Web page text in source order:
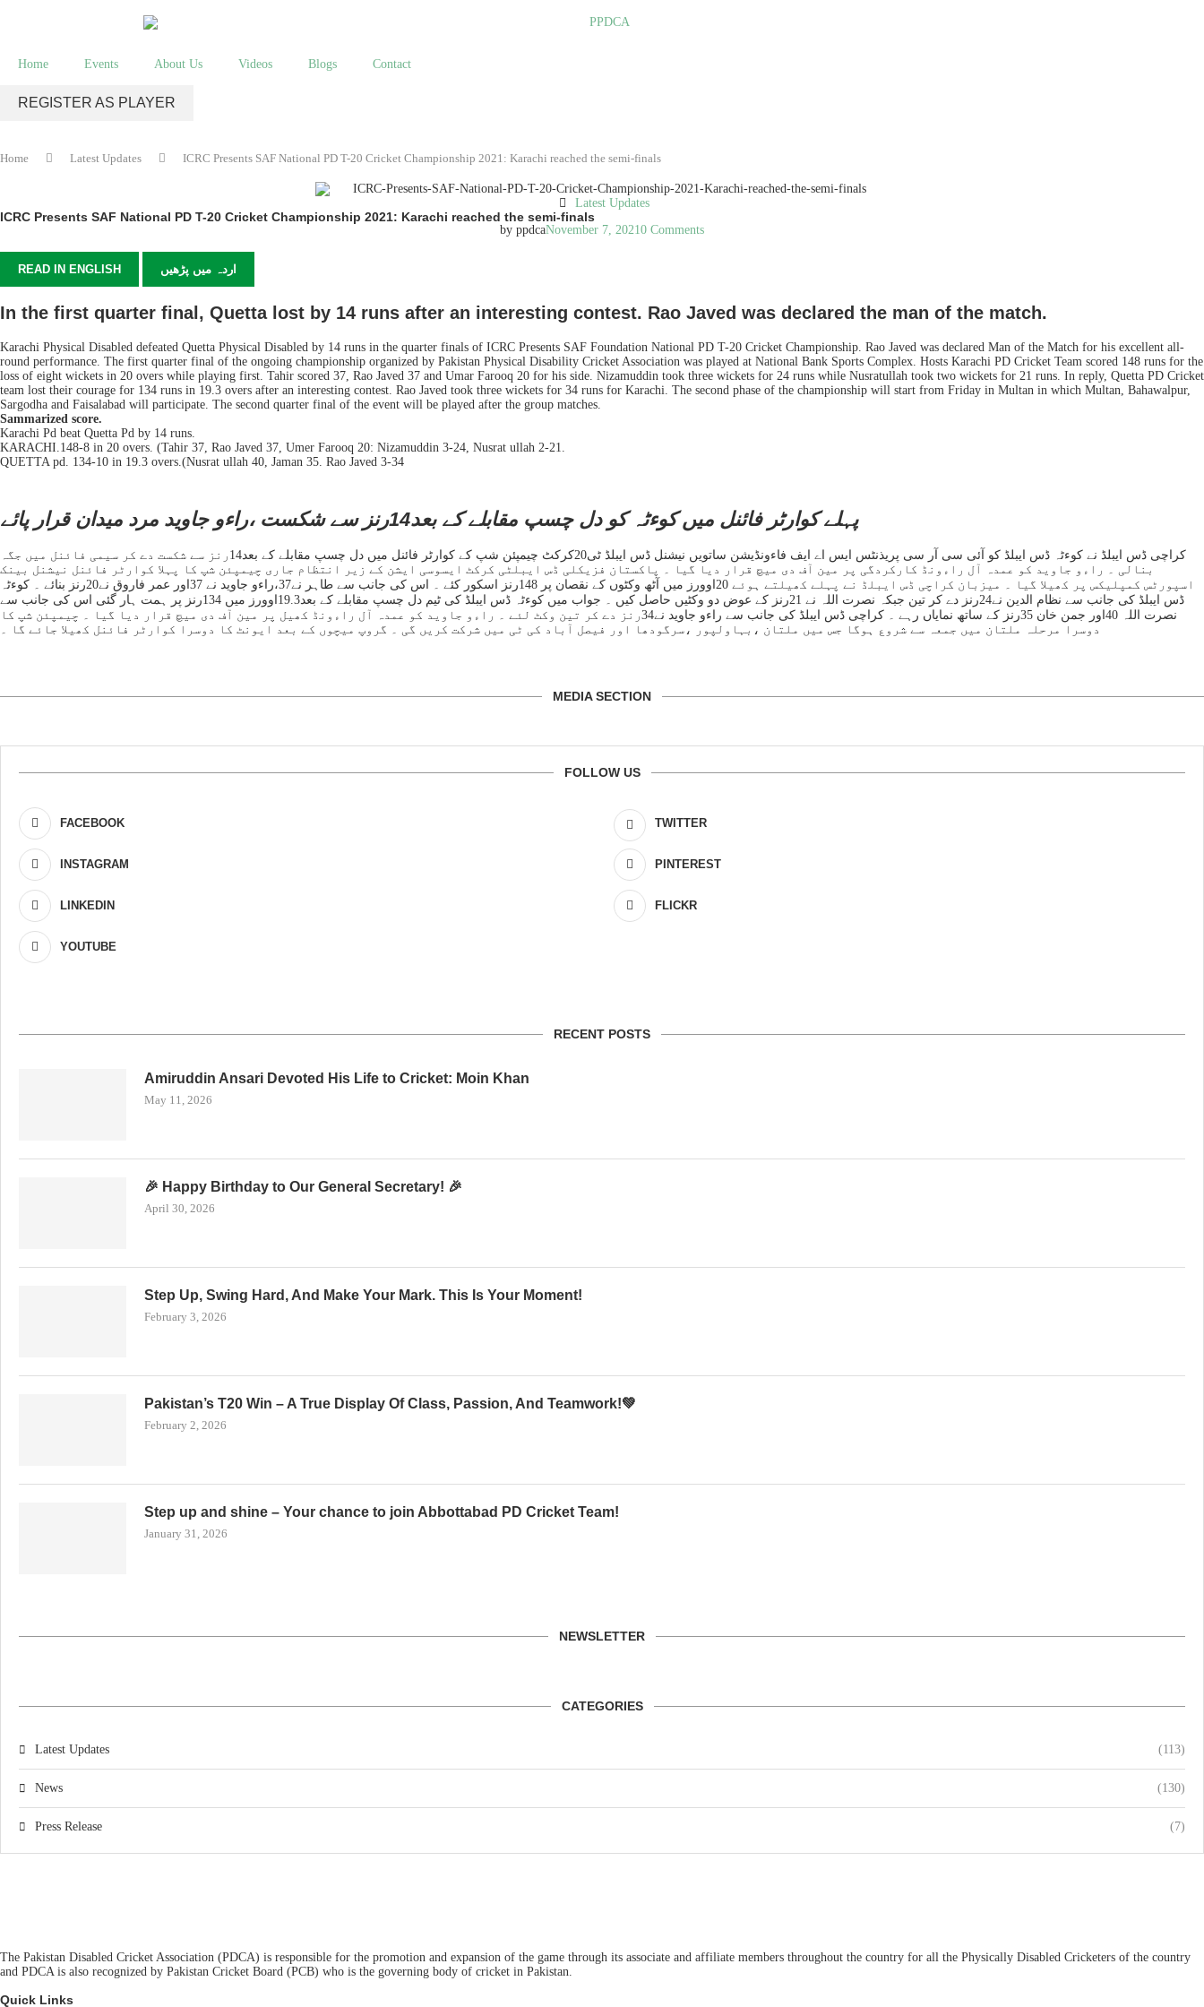
Home Events About Us Videos Blogs Contact
REGISTER AS PLAYER
Home Latest Updates ICRC Presents SAF National PD T-20 Cricket Championship 2021: Karachi reached the semi-finals
Latest Updates
ICRC Presents SAF National PD T-20 Cricket Championship 2021: Karachi reached the semi-finals
by ppdcaNovember 7, 20210 Comments
READ IN ENGLISH اردہ میں پڑھیں
In the first quarter final, Quetta lost by 14 runs after an interesting contest. Rao Javed was declared the man of the match.
Karachi Physical Disabled defeated Quetta Physical Disabled by 14 runs in the quarter finals of ICRC Presents SAF Foundation National PD T-20 Cricket Championship. Rao Javed was declared Man of the Match for his excellent all-
round performance. The first quarter final of the ongoing championship organized by Pakistan Physical Disability Cricket Association was played at National Bank Sports Complex. Hosts Karachi PD Cricket Team scored 148 runs for the
loss of eight wickets in 20 overs while playing first. Tahir scored 37, Rao Javed 37 and Umar Farooq 20 for his side. Nizamuddin took three wickets for 24 runs while Nusratullah took two wickets for 21 runs. In reply, Quetta PD Cricket
team lost their courage for 134 runs in 19.3 overs after an interesting contest. Rao Javed took three wickets for 34 runs for Karachi. The second phase of the championship will start from Friday in Multan in which Multan, Bahawalpur,
Sargodha and Faisalabad will participate. The second quarter final of the event will be played after the group matches.
Sammarized score.
Karachi Pd beat Quetta Pd by 14 runs.
KARACHI.148-8 in 20 overs. (Tahir 37, Rao Javed 37, Umer Farooq 20: Nizamuddin 3-24, Nusrat ullah 2-21.
QUETTA pd. 134-10 in 19.3 overs.(Nusrat ullah 40, Jaman 35. Rao Javed 3-34
پہلے کوارٹر فائنل میں کوءٹہ کو دل چسپ مقابلے کے بعد14رنز سے شکست ،راءو جاوید مرد میدان قرار پائے
کراچی ڈس ایبلڈ نے کوءٹہ ڈس ایبلڈ کو آئی سی آر سی پریذنٹس ایس اے ایف فاءونڈیشن ساتویں نیشنل ڈس ایبلڈ ٹی20کرکٹ چیمپئن شپ کے کوارٹر فائنل میں دل چسپ مقابلے کے بعد14رنز سے شکست دے کر سیمی فائنل میں جگہ
بنالی ۔ راءو جاوید کو عمدہ آل راءونڈ کارکردگی پر مین آف دی میچ قرار دیا گیا ۔ پاکستان فزیکلی ڈس ایبلٹی کرکٹ ایسوسی ایشن کے زیر انتظام جاری چیمپئن شپ کا پہلا کوارٹر فائنل نیشنل بینک
اسپورٹس کمپلیکس پر کھیلا گیا ۔ میزبان کراچی ڈس ایبلڈ نے پہلے کھیلتے ہوئے 20اوورز میں آٹھ وکٹوں کے نقصان پر 148رنز اسکور کئے ۔ اس کی جانب سے طاہر نے37،راءو جاوید نے 37اور عمر فاروق نے20رنز بنائے ۔ کوءٹہ
ڈس ایبلڈ کی جانب سے نظام الدین نے24رنز دے کر تین جبکہ نصرت اللہ نے 21رنز کے عوض دو وکٹیں حاصل کیں ۔ جواب میں کوءٹہ ڈس ایبلڈ کی ٹیم دل چسپ مقابلے کے بعد19.3اوورز میں 134رنز پر ہمت ہار گئی اس کی جانب سے
نصرت اللہ 40اور جمن خان 35رنز کے ساتھ نمایاں رہے ۔ کراچی ڈس ایبلڈ کی جانب سے راءو جاوید نے34رنز دے کر تین وکٹ لئے ۔ راءو جاوید کو عمدہ آل راءونڈ کھیل پر مین آف دی میچ قرار دیا گیا ۔ چیمپئن شپ کا
دوسرا مرحلہ ملتان میں جمعہ سے شروع ہوگا جس میں ملتان ،بہاولپور ،سرگودھا اور فیصل آباد کی ٹی میں شرکت کریں گی ۔ گروپ میچوں کے بعد ایونٹ کا دوسرا کوارٹر فائنل کھیلا جائے گا ۔
MEDIA SECTION
FOLLOW US
FACEBOOK TWITTER
INSTAGRAM PINTEREST
LINKEDIN FLICKR
YOUTUBE
RECENT POSTS
Amiruddin Ansari Devoted His Life to Cricket: Moin Khan
May 11, 2026
🎉 Happy Birthday to Our General Secretary! 🎉
April 30, 2026
Step Up, Swing Hard, And Make Your Mark. This Is Your Moment!
February 3, 2026
Pakistan’s T20 Win – A True Display Of Class, Passion, And Teamwork!💚
February 2, 2026
Step up and shine – Your chance to join Abbottabad PD Cricket Team!
January 31, 2026
NEWSLETTER
CATEGORIES
Latest Updates (113)
News (130)
Press Release (7)
The Pakistan Disabled Cricket Association (PDCA) is responsible for the promotion and expansion of the game through its associate and affiliate members throughout the country for all the Physically Disabled Cricketers of the country
and PDCA is also recognized by Pakistan Cricket Board (PCB) who is the governing body of cricket in Pakistan.
Quick Links